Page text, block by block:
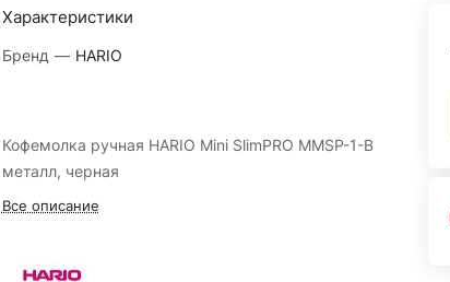
Характеристики
Бренд — HARIO
Кофемолка ручная HARIO Mini SlimPRO MMSP-1-B
металл, черная
Все описание